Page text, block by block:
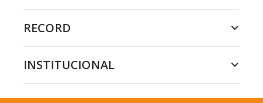
RECORD
INSTITUCIONAL